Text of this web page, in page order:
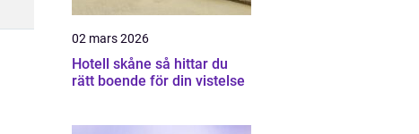
02 mars 2026
Hotell skåne så hittar du
rätt boende för din vistelse